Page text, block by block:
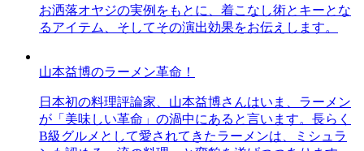
お洒落オヤジの実例をもとに、着こなし術とキーとな
るアイテム、そしてその演出効果をお伝えします。
山本益博のラーメン革命！
日本初の料理評論家、山本益博さんはいま、ラーメン
が「美味しい革命」の渦中にあると言います。長らく
B級グルメとして愛されてきたラーメンは、ミシュラ